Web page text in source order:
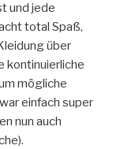
und jede
total Spaß,
über
kontinuierliche
mögliche
einfach super
nun auch